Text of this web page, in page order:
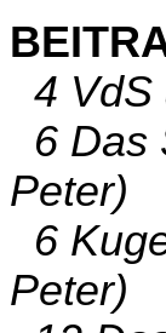
4 VdS
6 Das
Peter)
6
Peter)